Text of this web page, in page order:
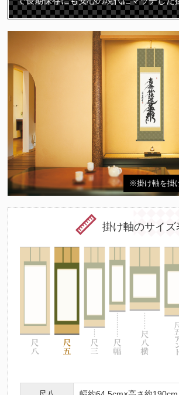
※掛け軸を掛
掛け軸のサイズ